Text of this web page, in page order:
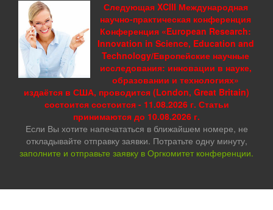
Следующая XCIII Международная
научно-практическая конференция
Конференция «European Research:
Innovation in Science, Education and
Technology/Европейские научные
исследования: инновации в науке,
образовании и технологиях»
издаётся в США, проводится (London, Great Britain)
состоится состоится - 11.08.2026 г. Статьи
принимаются до 10.08.2026 г.
Если Вы хотите напечататься в ближайшем номере, не
откладывайте отправку заявки. Потратьте одну минуту,
заполните и отправьте заявку в Оргкомитет конференции.